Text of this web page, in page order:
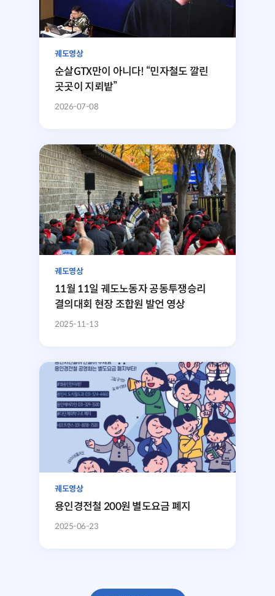
궤도영상
순살GTX만이 아니다! “민자철도 깔린
곳곳이 지뢰밭”
2026-07-08
궤도영상
11월 11일 궤도노동자 공동투쟁승리
결의대회 현장 조합원 발언 영상
2025-11-13
궤도영상
용인경전철 200원 별도요금 폐지
2025-06-23